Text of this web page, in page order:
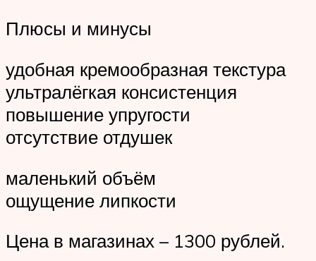
Плюсы и минусы
удобная кремообразная текстура
ультралёгкая консистенция
повышение упругости
отсутствие отдушек
маленький объём
ощущение липкости
Цена в магазинах – 1300 рублей.